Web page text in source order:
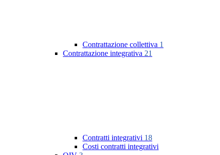
Contrattazione collettiva 1
Contrattazione integrativa 21
Contratti integrativi 18
Costi contratti integrativi